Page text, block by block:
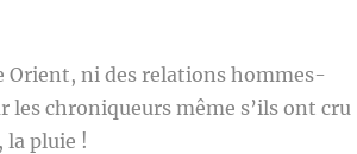
Orient, ni des relations hommes-
chroniqueurs même s’ils ont cru
la pluie !